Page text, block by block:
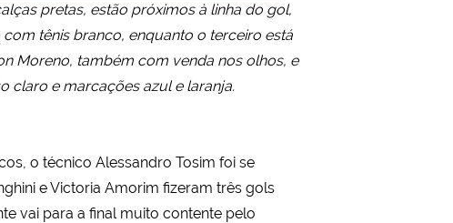
pretas, estão próximos à linha do gol,
tênis branco, enquanto o terceiro está
Moreno, também com venda nos olhos, e
claro e marcações azul e laranja.
o técnico Alessandro Tosim foi se
e Victoria Amorim fizeram três gols
vai para a final muito contente pelo